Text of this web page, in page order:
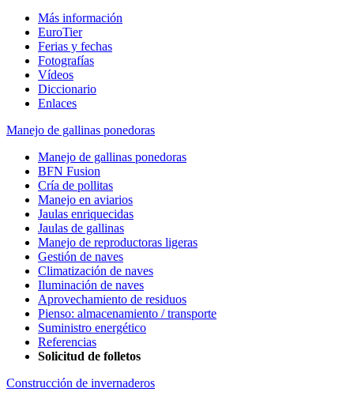
Más información
EuroTier
Ferias y fechas
Fotografías
Vídeos
Diccionario
Enlaces
Manejo de gallinas ponedoras
Manejo de gallinas ponedoras
BFN Fusion
Cría de pollitas
Manejo en aviarios
Jaulas enriquecidas
Jaulas de gallinas
Manejo de reproductoras ligeras
Gestión de naves
Climatización de naves
Iluminación de naves
Aprovechamiento de residuos
Pienso: almacenamiento / transporte
Suministro energético
Referencias
Solicitud de folletos
Construcción de invernaderos